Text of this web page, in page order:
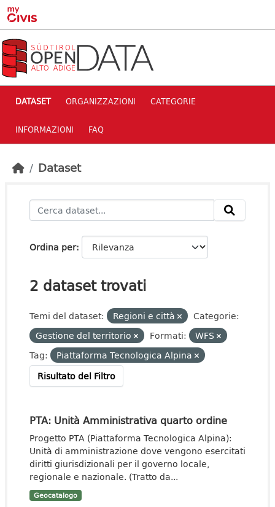
Skip to main content
DATASET ORGANIZZAZIONI CATEGORIE
INFORMAZIONI FAQ
Dataset
Ordina per
2 dataset trovati
Temi del dataset: Regioni e città
Categorie:
Gestione del territorio
Formati:
WFS
Tag:
Piattaforma Tecnologica Alpina
Risultato del Filtro
PTA: Unità Amministrativa quarto ordine
Progetto PTA (Piattaforma Tecnologica Alpina):
Unità di amministrazione dove vengono esercitati
diritti giurisdizionali per il governo locale,
regionale e nazionale. (Tratto da...
Geocatalogo